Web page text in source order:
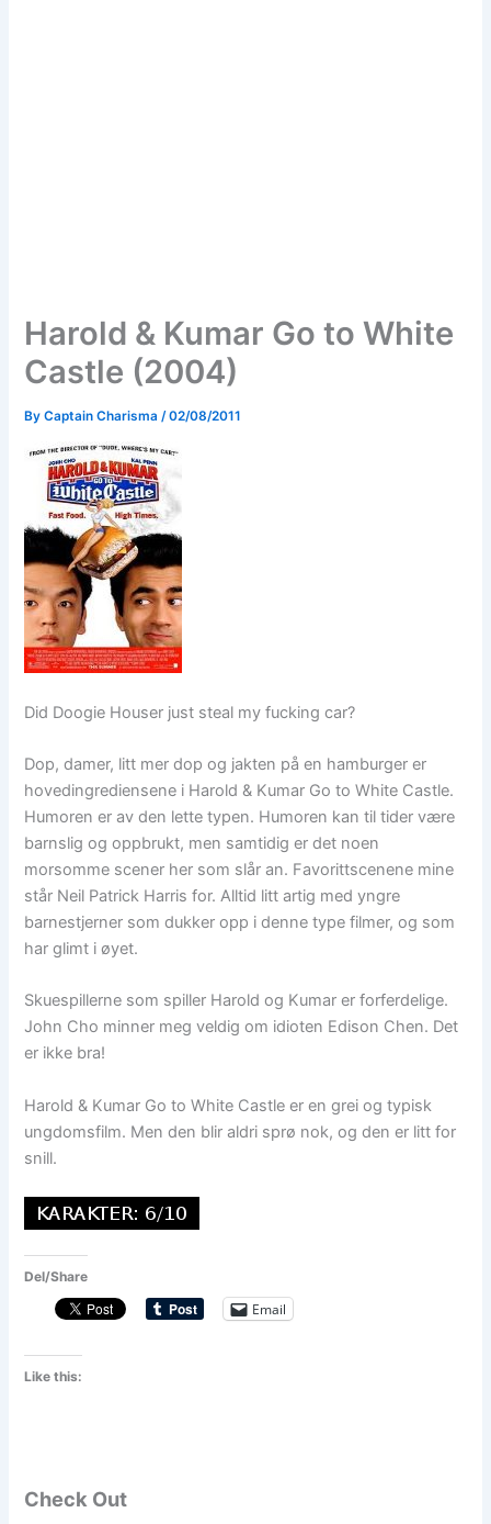
Harold & Kumar Go to White
Castle (2004)
ByCaptain Charisma /02/08/2011
Did Doogie Houser just steal my fucking car?
Dop, damer, litt mer dop og jakten på en hamburger er
hovedingrediensene i Harold & Kumar Go to White Castle.
Humoren er av den lette typen. Humoren kan til tider være
barnslig og oppbrukt, men samtidig er det noen
morsomme scener her som slår an. Favorittscenene mine
står Neil Patrick Harris for. Alltid litt artig med yngre
barnestjerner som dukker opp i denne type filmer, og som
har glimt i øyet.
Skuespillerne som spiller Harold og Kumar er forferdelige.
John Cho minner meg veldig om idioten Edison Chen. Det
er ikke bra!
Harold & Kumar Go to White Castle er en grei og typisk
ungdomsfilm. Men den blir aldri sprø nok, og den er litt for
snill.
Del/Share
Email
Like this:
Check Out